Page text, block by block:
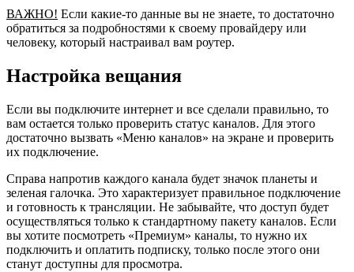
ВАЖНО! Если какие-то данные вы не знаете, то достаточно
обратиться за подробностями к своему провайдеру или
человеку, который настраивал вам роутер.
Настройка вещания
Если вы подключите интернет и все сделали правильно, то
вам остается только проверить статус каналов. Для этого
достаточно вызвать «Меню каналов» на экране и проверить
их подключение.
Справа напротив каждого канала будет значок планеты и
зеленая галочка. Это характеризует правильное подключение
и готовность к трансляции. Не забывайте, что доступ будет
осуществляться только к стандартному пакету каналов. Если
вы хотите посмотреть «Премиум» каналы, то нужно их
подключить и оплатить подписку, только после этого они
станут доступны для просмотра.